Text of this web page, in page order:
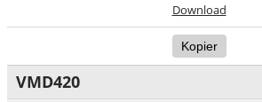
Download
Kopier
VMD420